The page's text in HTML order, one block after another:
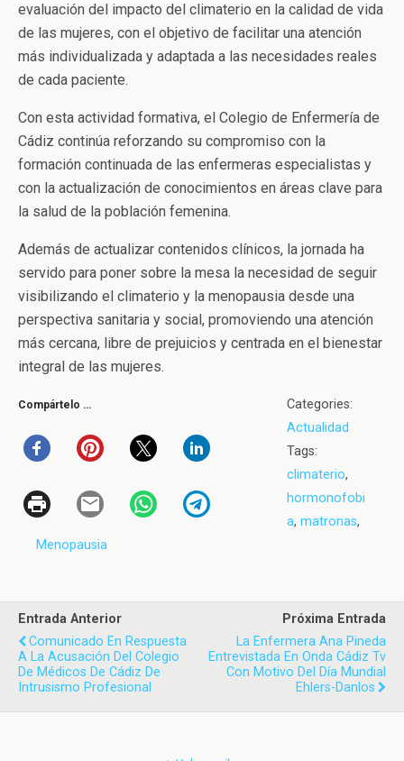
evaluación del impacto del climaterio en la calidad de vida
de las mujeres, con el objetivo de facilitar una atención
más individualizada y adaptada a las necesidades reales
de cada paciente.
Con esta actividad formativa, el Colegio de Enfermería de
Cádiz continúa reforzando su compromiso con la
formación continuada de las enfermeras especialistas y
con la actualización de conocimientos en áreas clave para
la salud de la población femenina.
Además de actualizar contenidos clínicos, la jornada ha
servido para poner sobre la mesa la necesidad de seguir
visibilizando el climaterio y la menopausia desde una
perspectiva sanitaria y social, promoviendo una atención
más cercana, libre de prejuicios y centrada en el bienestar
integral de las mujeres.
Compártelo …
Categories:
Actualidad
Tags:
climaterio,
hormonofobi
a, matronas,
Menopausia
Entrada Anterior
Comunicado En Respuesta
A La Acusación Del Colegio
De Médicos De Cádiz De
Intrusismo Profesional
Próxima Entrada
La Enfermera Ana Pineda
Entrevistada En Onda Cádiz Tv
Con Motivo Del Día Mundial
Ehlers-Danlos